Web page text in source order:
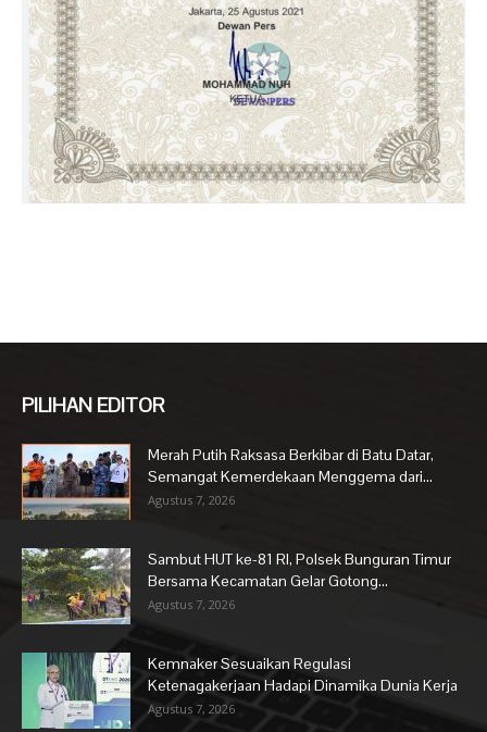
PILIHAN EDITOR
Merah Putih Raksasa Berkibar di Batu Datar,
Semangat Kemerdekaan Menggema dari...
Agustus 7, 2026
Sambut HUT ke-81 RI, Polsek Bunguran Timur
Bersama Kecamatan Gelar Gotong...
Agustus 7, 2026
Kemnaker Sesuaikan Regulasi
Ketenagakerjaan Hadapi Dinamika Dunia Kerja
Agustus 7, 2026